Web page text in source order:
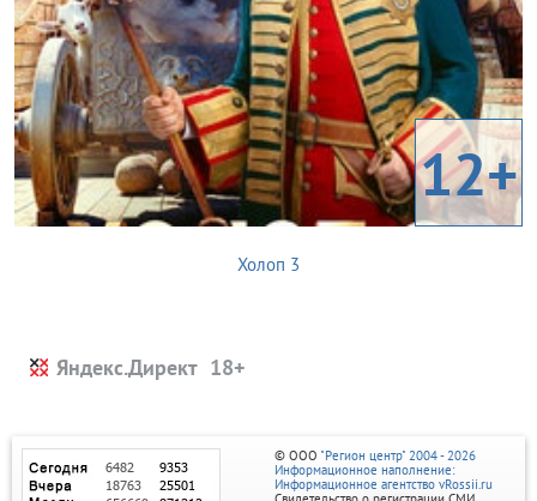
12+
Холоп 3
Яндекс.Директ
© ООО "Регион центр" 2004 - 2026
Информационное наполнение:
Информационное агентство vRossii.ru